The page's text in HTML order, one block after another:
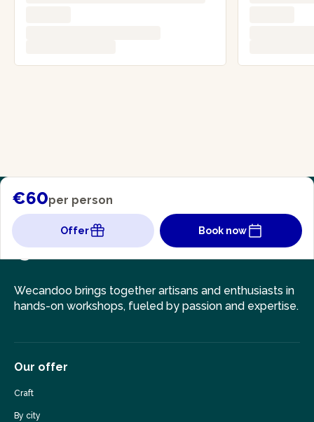
€60per person
Offer Book now
Wecandoo brings together artisans and enthusiasts in
hands-on workshops, fueled by passion and expertise.
Our offer
Craft
By city